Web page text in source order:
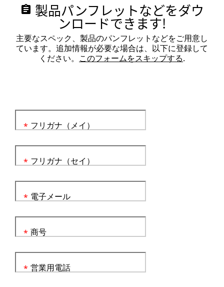
assignment 製品パンフレットなどをダウ
ンロードできます!
主要なスペック、製品のパンフレットなどをご用意し
ています。追加情報が必要な場合は、以下に登録して
ください。 このフォームをスキップする.
フリガナ（メイ）
*
フリガナ（セイ）
*
電子メール
*
商号
*
営業用電話
*